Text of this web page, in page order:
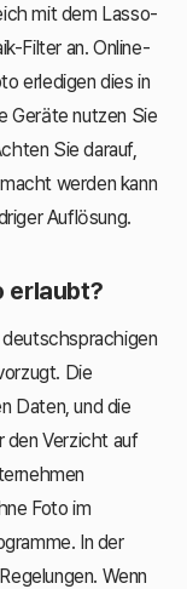
mit dem Lasso-
Filter an. Online-
erledigen dies in
Geräte nutzen Sie
Sie darauf,
werden kann
Auflösung.
erlaubt?
deutschsprachigen
Die
Daten, und die
den Verzicht auf
Foto im
In der
Wenn